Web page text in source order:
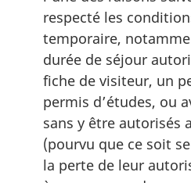
respecté les
temporaire,
durée de séjour
fiche de visiteur, un
permis d’études, ou
sans y être autorisés
(pourvu que ce soit
la perte de leur